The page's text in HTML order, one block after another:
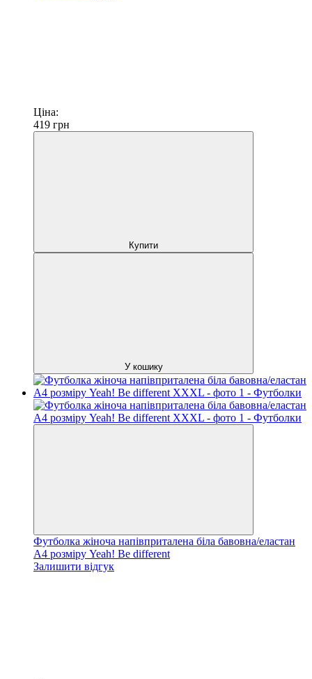
Ціна:
419 грн
Купити
У кошику
Футболка жіноча напівприталена біла бавовна/еластан
А4 розміру Yeah! Be different
Залишити відгук